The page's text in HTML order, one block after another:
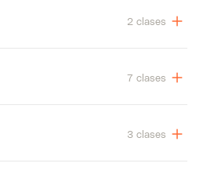
2 clases
7 clases
3 clases